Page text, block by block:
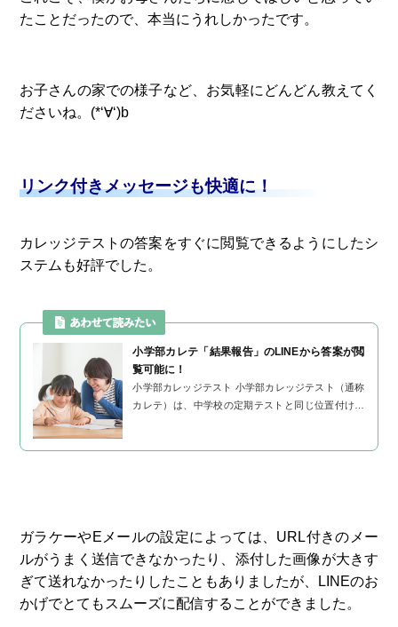
たことだったので、本当にうれしかったです。
お子さんの家での様子など、お気軽にどんどん教えてく
ださいね。(*‘∀‘)b
リンク付きメッセージも快適に！
カレッジテストの答案をすぐに閲覧できるようにしたシ
ステムも好評でした。
小学部カレテ「結果報告」のLINEから答案が閲
覧可能に！
小学部カレッジテスト 小学部カレッジテスト（通称
カレテ）は、中学校の定期テストと同じ位置付けで
ガラケーやEメールの設定によっては、URL付きのメー
ルがうまく送信できなかったり、添付した画像が大きす
ぎて送れなかったりしたこともありましたが、LINEのお
かげでとてもスムーズに配信することができました。